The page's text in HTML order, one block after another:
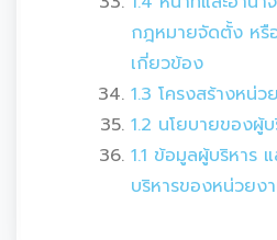
กฎหมายจัดตั้ง หรื
เกี่ยวข้อง
1.3 โครงสร้างหน่ว
1.2 นโยบายของผู้
1.1 ข้อมูลผู้บริหาร
บริหารของหน่วยง